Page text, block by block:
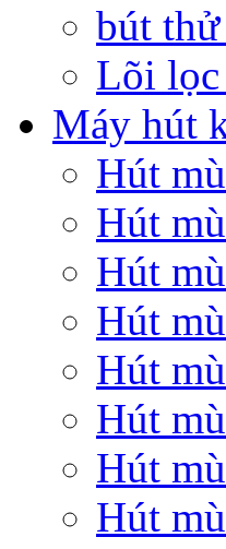
bút
Lõi
Máy hút
Hút
Hút
Hút
Hút
Hút
Hút
Hút
Hút